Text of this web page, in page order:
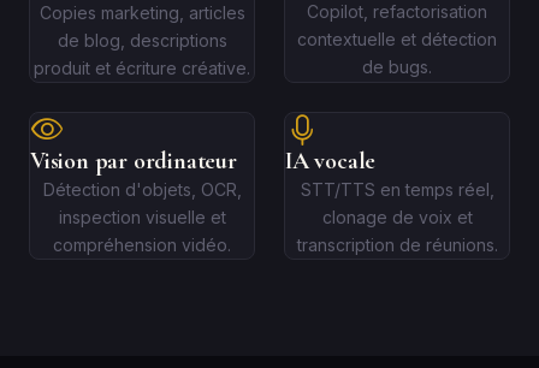
Copies marketing, articles
de blog, descriptions
produit et écriture créative.
Copilot, refactorisation
contextuelle et détection
de bugs.
Vision par ordinateur
Détection d'objets, OCR,
inspection visuelle et
compréhension vidéo.
IA vocale
STT/TTS en temps réel,
clonage de voix et
transcription de réunions.